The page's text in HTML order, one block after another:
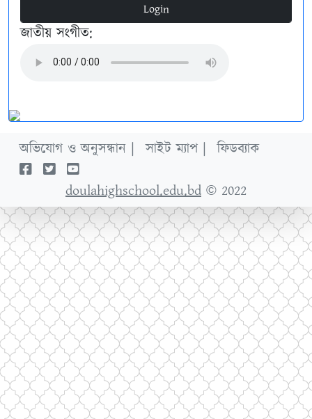
Login
জাতীয় সংগীত:
অভিযোগ ও অনুসন্ধান | সাইট ম্যাপ | ফিডব্যাক
doulahighschool.edu.bd © 2022